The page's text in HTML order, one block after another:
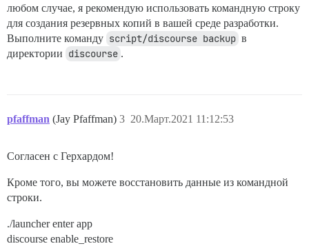
любом случае, я рекомендую использовать командную строку
для создания резервных копий в вашей среде разработки.
Выполните команду script/discourse backup в
директории discourse .
pfaffman (Jay Pfaffman) 20.Март.2021 11:12:53
3
Согласен с Герхардом!
Кроме того, вы можете восстановить данные из командной
строки.
./launcher enter app
discourse enable_restore